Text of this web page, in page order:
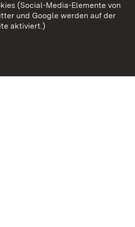
(Social-Media-Elemente von
und Google werden auf der
aktiviert.)